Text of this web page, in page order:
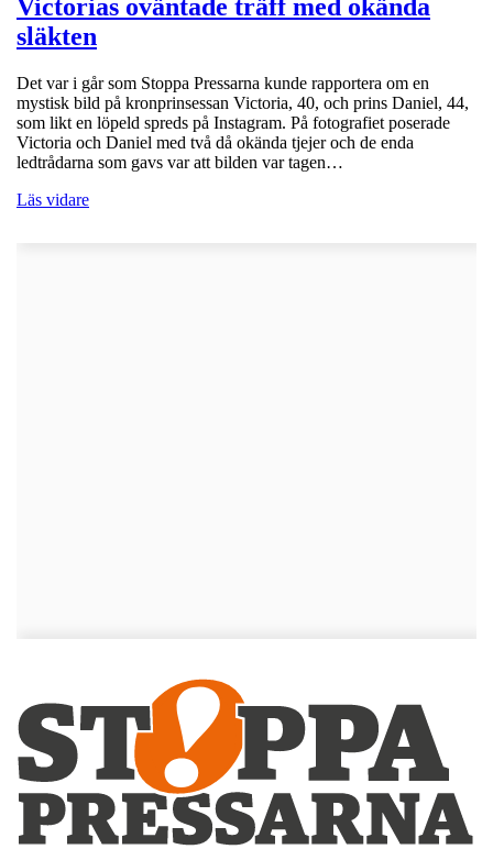
Victorias oväntade träff med okända
släkten
Det var i går som Stoppa Pressarna kunde rapportera om en
mystisk bild på kronprinsessan Victoria, 40, och prins Daniel, 44,
som likt en löpeld spreds på Instagram. På fotografiet poserade
Victoria och Daniel med två då okända tjejer och de enda
ledtrådarna som gavs var att bilden var tagen…
Läs vidare